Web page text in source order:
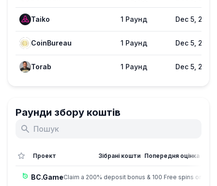
Taiko 1 Раунд Dec 5, 2025
CoinBureau 1 Раунд Dec 5, 2025
Torab 1 Раунд Dec 5, 2025
Раунди збору коштів
Проект Зібрані кошти Попередня оцінка
BC.GameClaim a 200% deposit bonus & 100 Free spins on sign